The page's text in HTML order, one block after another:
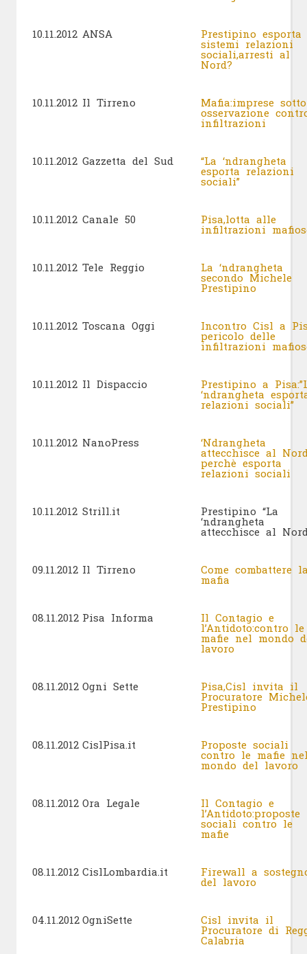
10.11.2012 ANSA Prestipino esporta
sistemi relazioni
sociali,arresti al
Nord?
10.11.2012 Il Tirreno Mafia:imprese sotto
osservazione
infiltrazioni
10.11.2012 Gazzetta del Sud “La ‘ndrangheta
esporta relazioni
sociali”
10.11.2012 Canale 50 Pisa,lotta alle
infiltrazioni
10.11.2012 Tele Reggio La ‘ndrangheta
secondo Michele
Prestipino
10.11.2012 Toscana Oggi Incontro Cisl a
pericolo delle
infiltrazioni
10.11.2012 Il Dispaccio Prestipino a
‘ndrangheta
relazioni sociali”
10.11.2012 NanoPress ‘Ndrangheta
attecchisce al
perchè esporta
relazioni sociali
10.11.2012 Strill.it Prestipino “La
‘ndrangheta
attecchisce al
09.11.2012 Il Tirreno Come combattere
mafia
08.11.2012 Pisa Informa Il Contagio e
l’Antidoto:contro le
mafie nel mondo
lavoro
08.11.2012 Ogni Sette Pisa,Cisl invita il
Procuratore
Prestipino
08.11.2012 CislPisa.it Proposte sociali
contro le mafie
mondo del lavoro
08.11.2012 Ora Legale Il Contagio e
l’Antidoto:proposte
sociali contro le
mafie
08.11.2012 CislLombardia.it Firewall a
del lavoro
04.11.2012 OgniSette Cisl invita il
Procuratore di
Calabria